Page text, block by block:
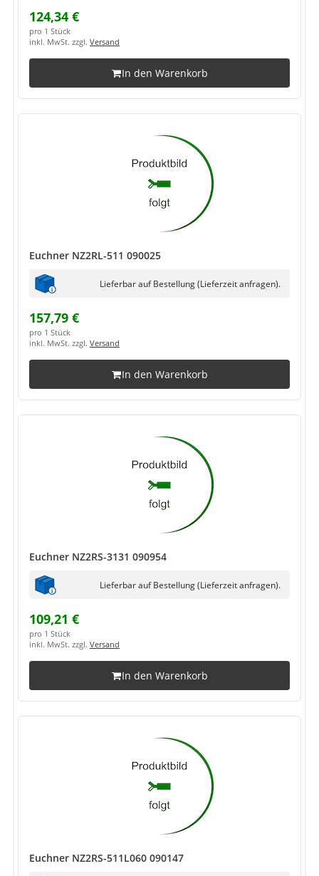
124,34 €
pro 1 Stück
inkl. MwSt. zzgl. Versand
In den Warenkorb
Euchner NZ2RL-511 090025
Lieferbar auf Bestellung (Lieferzeit anfragen).
157,79 €
pro 1 Stück
inkl. MwSt. zzgl. Versand
In den Warenkorb
Euchner NZ2RS-3131 090954
Lieferbar auf Bestellung (Lieferzeit anfragen).
109,21 €
pro 1 Stück
inkl. MwSt. zzgl. Versand
In den Warenkorb
Euchner NZ2RS-511L060 090147